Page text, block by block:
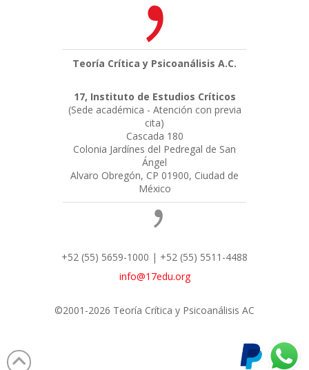
Teoría Crítica y Psicoanálisis A.C.
17, Instituto de Estudios Críticos
(Sede académica - Atención con previa
cita)
Cascada 180
Colonia Jardínes del Pedregal de San
Ángel
Alvaro Obregón, CP 01900, Ciudad de
México
+52 (55) 5659-1000 | +52 (55) 5511-4488
info@17edu.org
©2001-2026 Teoría Crítica y Psicoanálisis AC